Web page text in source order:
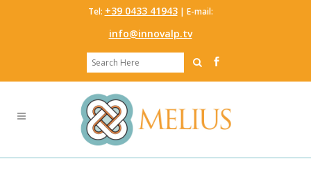
Tel: ‭+39 0433 41943‬ | E-mail:
info@innovalp.tv